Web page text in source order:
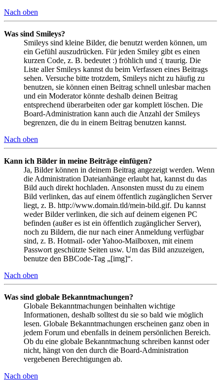
Nach oben
Was sind Smileys?
Smileys sind kleine Bilder, die benutzt werden können, um
ein Gefühl auszudrücken. Für jeden Smiley gibt es einen
kurzen Code, z. B. bedeutet :) fröhlich und :( traurig. Die
Liste aller Smileys kannst du beim Verfassen eines Beitrags
sehen. Versuche bitte trotzdem, Smileys nicht zu häufig zu
benutzen, sie können einen Beitrag schnell unlesbar machen
und ein Moderator könnte deshalb deinen Beitrag
entsprechend überarbeiten oder gar komplett löschen. Die
Board-Administration kann auch die Anzahl der Smileys
begrenzen, die du in einem Beitrag benutzen kannst.
Nach oben
Kann ich Bilder in meine Beiträge einfügen?
Ja, Bilder können in deinem Beitrag angezeigt werden. Wenn
die Administration Dateianhänge erlaubt hat, kannst du das
Bild auch direkt hochladen. Ansonsten musst du zu einem
Bild verlinken, das auf einem öffentlich zugänglichen Server
liegt, z. B. http://www.domain.tld/mein-bild.gif. Du kannst
weder Bilder verlinken, die sich auf deinem eigenen PC
befinden (außer es ist ein öffentlich zugänglicher Server),
noch zu Bildern, die nur nach einer Anmeldung verfügbar
sind, z. B. Hotmail- oder Yahoo-Mailboxen, mit einem
Passwort geschützte Seiten usw. Um das Bild anzuzeigen,
benutze den BBCode-Tag „[img]“.
Nach oben
Was sind globale Bekanntmachungen?
Globale Bekanntmachungen beinhalten wichtige
Informationen, deshalb solltest du sie so bald wie möglich
lesen. Globale Bekanntmachungen erscheinen ganz oben in
jedem Forum und ebenfalls in deinem persönlichen Bereich.
Ob du eine globale Bekanntmachung schreiben kannst oder
nicht, hängt von den durch die Board-Administration
vergebenen Berechtigungen ab.
Nach oben